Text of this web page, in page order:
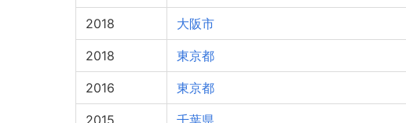
2018 大阪市
2018 東京都
2016 東京都
2015 千葉県